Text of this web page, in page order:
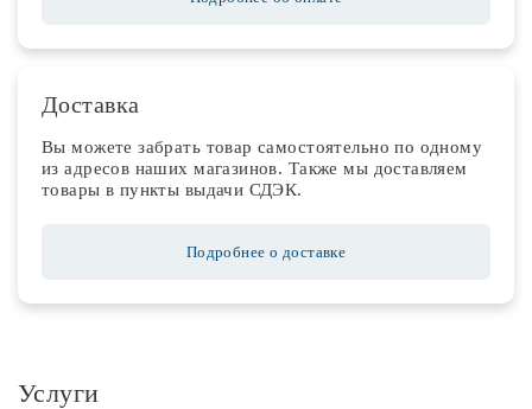
Доставка
Вы можете забрать товар самостоятельно по одному
из адресов наших магазинов. Также мы доставляем
товары в пункты выдачи СДЭК.
Подробнее о доставке
Услуги